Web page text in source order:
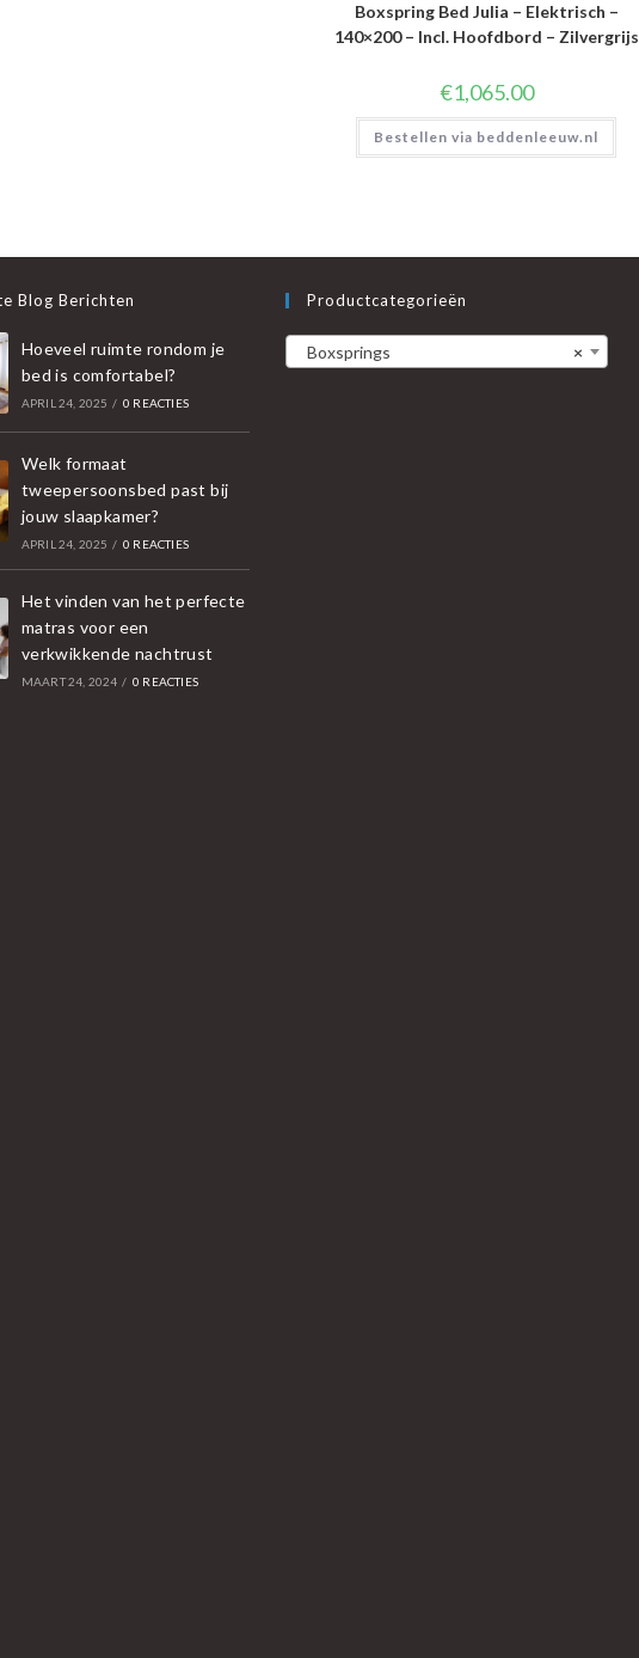
Boxspring Bed Julia – Elektrisch –
140×200 – Incl. Hoofdbord – Zilvergrijs
€1,065.00
Bestellen via beddenleeuw.nl
Blog Berichten
Hoeveel ruimte rondom je
bed is comfortabel?
APRIL 24, 2025 / 0 REACTIES
Welk formaat
tweepersoonsbed past bij
jouw slaapkamer?
APRIL 24, 2025 / 0 REACTIES
Het vinden van het perfecte
matras voor een
verkwikkende nachtrust
MAART 24, 2024 / 0 REACTIES
Productcategorieën
×
Boxsprings